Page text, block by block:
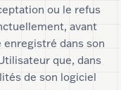
ou le refus
avant
dans son
que, dans
de son logiciel